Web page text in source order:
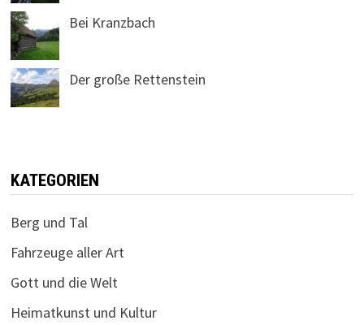
Bei Kranzbach
Der große Rettenstein
KATEGORIEN
Berg und Tal
Fahrzeuge aller Art
Gott und die Welt
Heimatkunst und Kultur